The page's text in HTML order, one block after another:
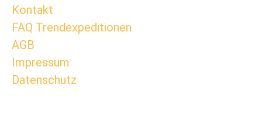
Kontakt
FAQ Trendexpeditionen
AGB
Impressum
Datenschutz